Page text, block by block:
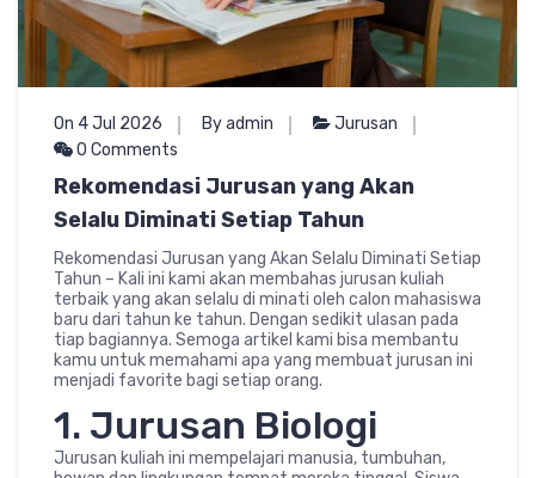
On 4 Jul 2026 By admin
Jurusan
0 Comments
Rekomendasi Jurusan yang Akan
Selalu Diminati Setiap Tahun
Rekomendasi Jurusan yang Akan Selalu Diminati Setiap
Tahun – Kali ini kami akan membahas jurusan kuliah
terbaik yang akan selalu di minati oleh calon mahasiswa
baru dari tahun ke tahun. Dengan sedikit ulasan pada
tiap bagiannya. Semoga artikel kami bisa membantu
kamu untuk memahami apa yang membuat jurusan ini
menjadi favorite bagi setiap orang.
1. Jurusan Biologi
Jurusan kuliah ini mempelajari manusia, tumbuhan,